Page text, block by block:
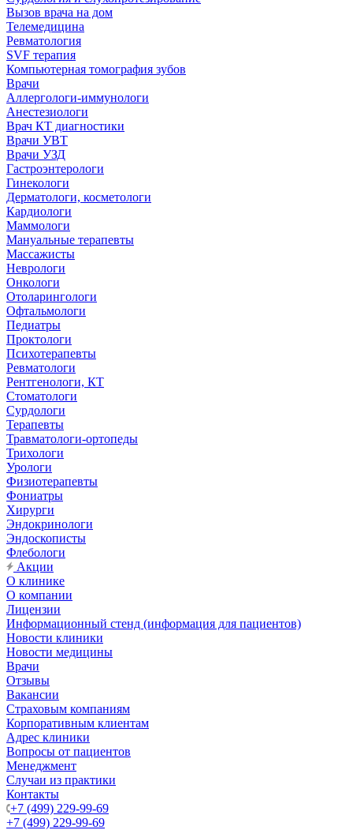
Вызов врача на дом
Телемедицина
Ревматология
SVF терапия
Компьютерная томография зубов
Врачи
Аллергологи-иммунологи
Анестезиологи
Врач КТ диагностики
Врачи УВТ
Врачи УЗД
Гастроэнтерологи
Гинекологи
Дерматологи, косметологи
Кардиологи
Маммологи
Мануальные терапевты
Массажисты
Неврологи
Онкологи
Отоларингологи
Офтальмологи
Педиатры
Проктологи
Психотерапевты
Ревматологи
Рентгенологи, КТ
Стоматологи
Сурдологи
Терапевты
Травматологи-ортопеды
Трихологи
Урологи
Физиотерапевты
Фониатры
Хирурги
Эндокринологи
Эндоскописты
Флебологи
Акции
О клинике
О компании
Лицензии
Информационный стенд (информация для пациентов)
Новости клиники
Новости медицины
Врачи
Отзывы
Вакансии
Страховым компаниям
Корпоративным клиентам
Адрес клиники
Вопросы от пациентов
Менеджмент
Случаи из практики
Контакты
+7 (499) 229-99-69
+7 (499) 229-99-69